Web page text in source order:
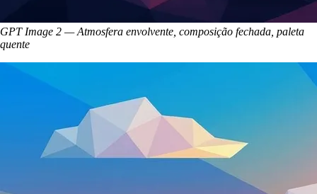
GPT Image 2 — Atmosfera envolvente, composição fechada, paleta
quente